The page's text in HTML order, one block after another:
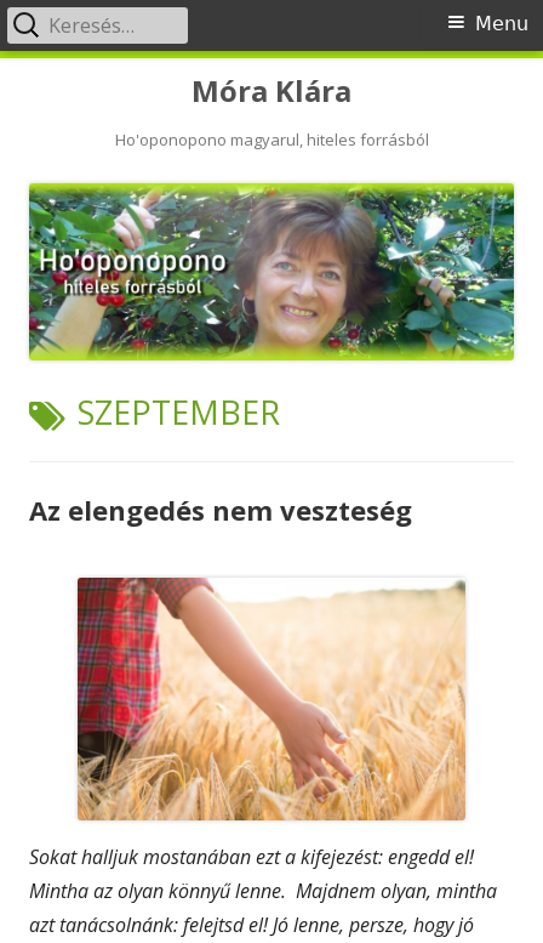
Móra Klára
Ho'oponopono magyarul, hiteles forrásból
Primary
Menu
Keresés:
TAG:
SZEPTEMBER
Az elengedés nem veszteség
Sokat halljuk mostanában ezt a kifejezést: engedd el!
Mintha az olyan könnyű lenne. Majdnem olyan, mintha
azt tanácsolnánk: felejtsd el! Jó lenne, persze, hogy jó